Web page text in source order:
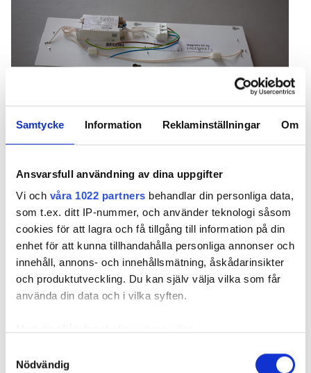
Samtycke Information Reklaminställningar Om
Ansvarsfull användning av dina uppgifter
Vi och våra 1022 partners behandlar din personliga data,
som t.ex. ditt IP-nummer, och använder teknologi såsom
cookies för att lagra och få tillgång till information på din
enhet för att kunna tillhandahålla personliga annonser och
innehåll, annons- och innehållsmätning, åskådarinsikter
och produktutveckling. Du kan själv välja vilka som får
använda din data och i vilka syften.
som kan ha en noggrannhet på upp till flera meter
Nödvändig
De nya anslutningskablarna finns färdiga i kitet.
Från den nya skenan sticker tre kablar ut – gröngul
skyddsjord, blå nolla och brun fas. Kablarna kopplas
in via Wago-klämmor, för att få större flexibilitet vid
åtgärder i framtiden. Wagos styrsystem ger också
möjlighet till närvarostyrning och dagsljusreglering
av belysningen.
väldigt smidigt och går rätt snabbt. Vi